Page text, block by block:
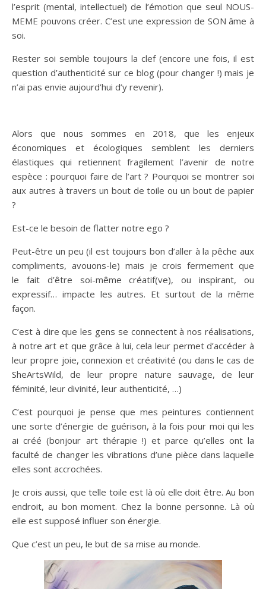
l’esprit (mental, intellectuel) de l’émotion que seul NOUS-
MEME pouvons créer. C’est une expression de SON âme à
soi.
Rester soi semble toujours la clef (encore une fois, il est
question d’authenticité sur ce blog (pour changer !) mais je
n’ai pas envie aujourd’hui d’y revenir).
Alors que nous sommes en 2018, que les enjeux
économiques et écologiques semblent les derniers
élastiques qui retiennent fragilement l’avenir de notre
espèce : pourquoi faire de l’art ? Pourquoi se montrer soi
aux autres à travers un bout de toile ou un bout de papier
?
Est-ce le besoin de flatter notre ego ?
Peut-être un peu (il est toujours bon d’aller à la pêche aux
compliments, avouons-le) mais je crois fermement que
le fait d’être soi-même créatif(ve), ou inspirant, ou
expressif… impacte les autres. Et surtout de la même
façon.
C’est à dire que les gens se connectent à nos réalisations,
à notre art et que grâce à lui, cela leur permet d’accéder à
leur propre joie, connexion et créativité (ou dans le cas de
SheArtsWild, de leur propre nature sauvage, de leur
féminité, leur divinité, leur authenticité, …)
C’est pourquoi je pense que mes peintures contiennent
une sorte d’énergie de guérison, à la fois pour moi qui les
ai créé (bonjour art thérapie !) et parce qu’elles ont la
faculté de changer les vibrations d’une pièce dans laquelle
elles sont accrochées.
Je crois aussi, que telle toile est là où elle doit être. Au bon
endroit, au bon moment. Chez la bonne personne. Là où
elle est supposé influer son énergie.
Que c’est un peu, le but de sa mise au monde.